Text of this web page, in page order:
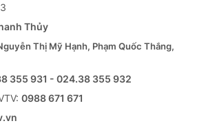
Thủy
Thị Mỹ Hạnh, Phạm Quốc Thắng,
355 931 - 024.38 355 932
0988 671 671